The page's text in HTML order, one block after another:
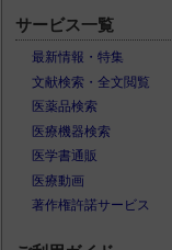
サービス一覧
最新情報・特集
文献検索・全文閲覧
医薬品検索
医療機器検索
医学書通販
医療動画
著作権許諾サービス